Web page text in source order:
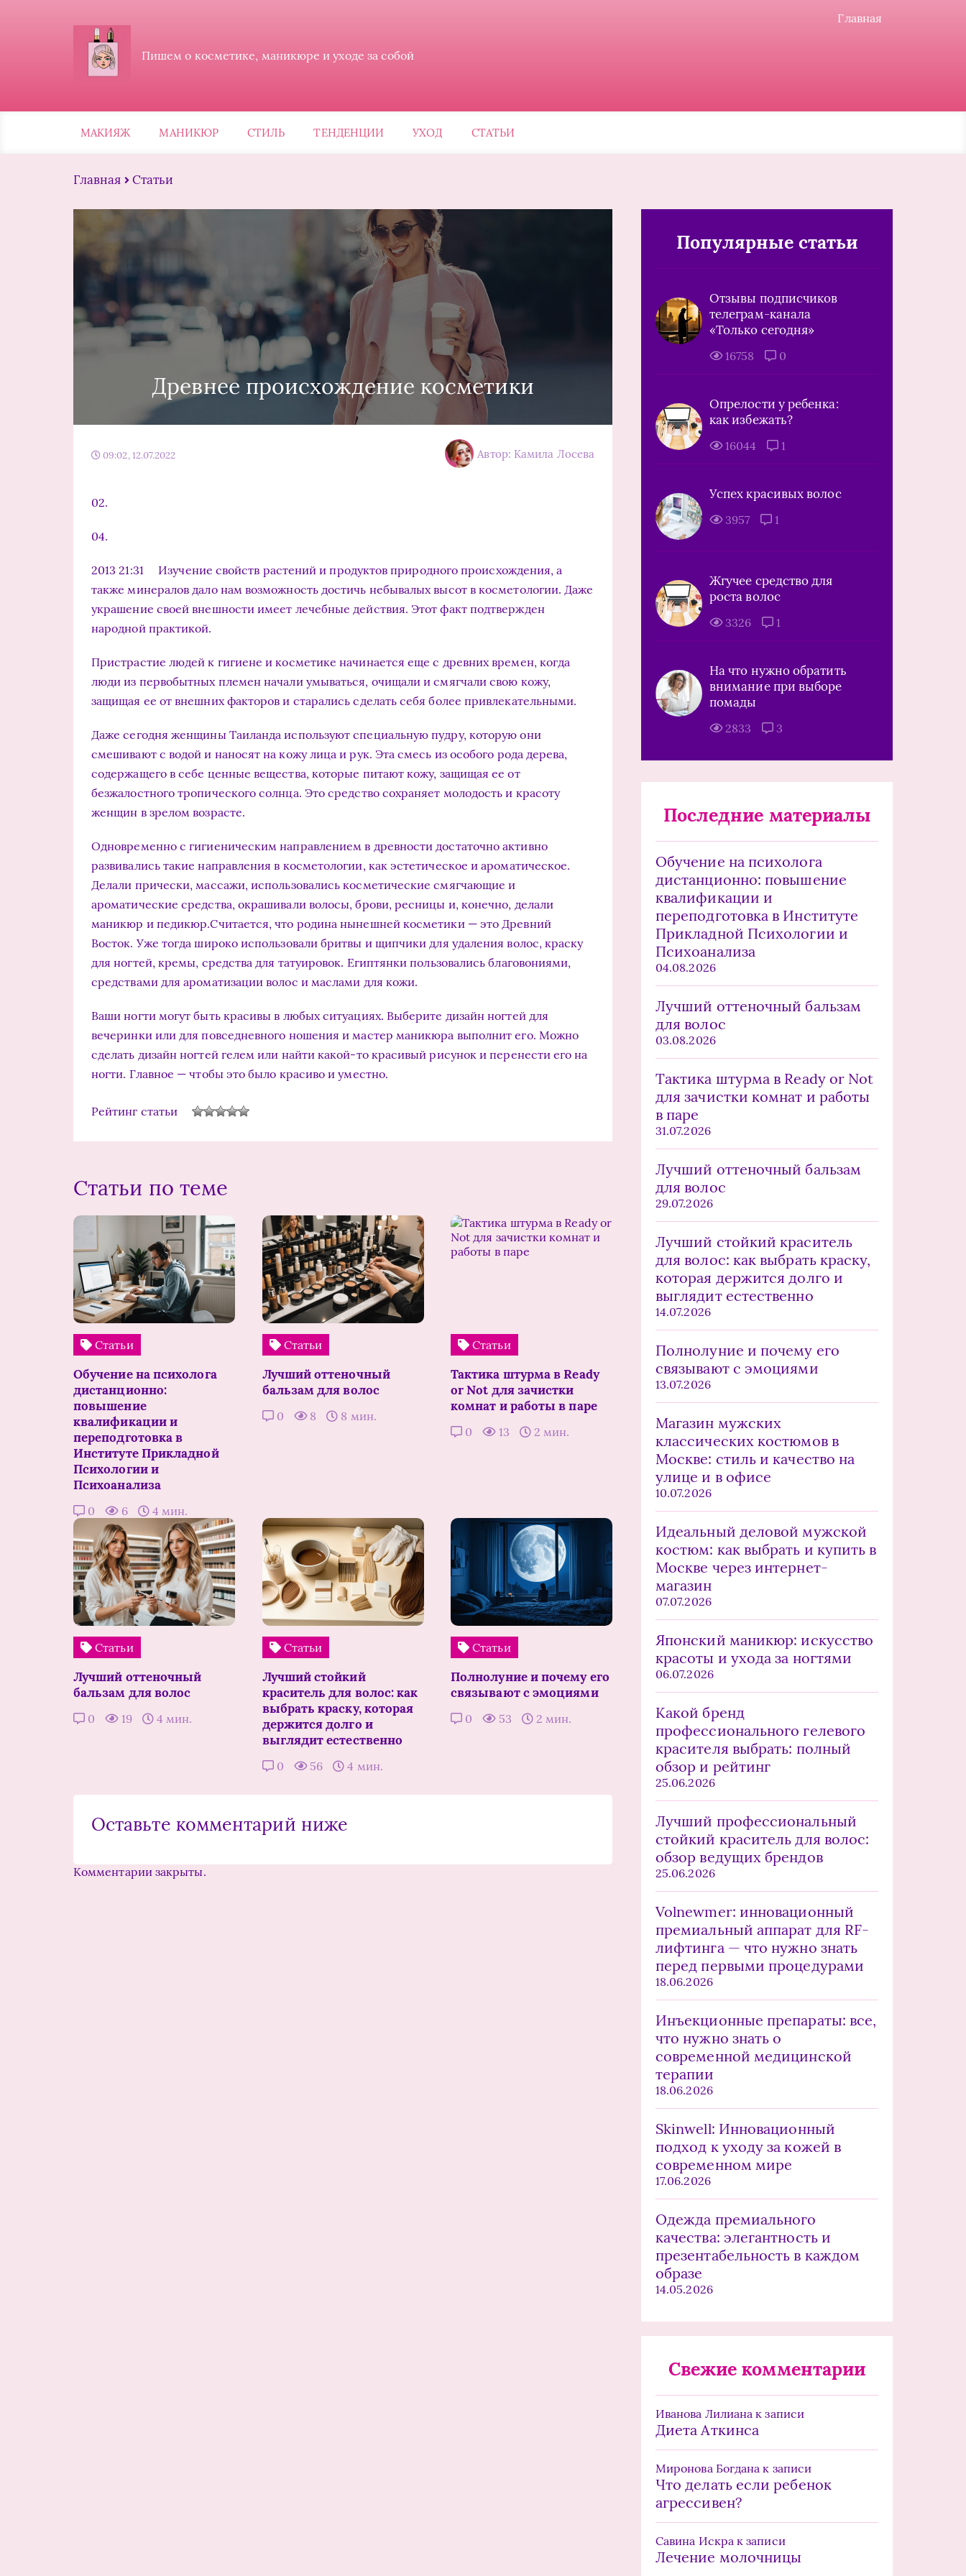
Главная
Пишем о косметике, маникюре и уходе за собой
МАКИЯЖ МАНИКЮР СТИЛЬ ТЕНДЕНЦИИ УХОД СТАТЬИ
Главная Статьи
Древнее происхождение косметики
09:02, 12.07.2022 Автор: Камила Лосева
02.
04.
2013 21:31 Изучение свойств растений и продуктов природного происхождения, а
также минералов дало нам возможность достичь небывалых высот в косметологии. Даже
украшение своей внешности имеет лечебные действия. Этот факт подтвержден
народной практикой.
Пристрастие людей к гигиене и косметике начинается еще с древних времен, когда
люди из первобытных племен начали умываться, очищали и смягчали свою кожу,
защищая ее от внешних факторов и старались сделать себя более привлекательными.
Даже сегодня женщины Таиланда используют специальную пудру, которую они
смешивают с водой и наносят на кожу лица и рук. Эта смесь из особого рода дерева,
содержащего в себе ценные вещества, которые питают кожу, защищая ее от
безжалостного тропического солнца. Это средство сохраняет молодость и красоту
женщин в зрелом возрасте.
Одновременно с гигиеническим направлением в древности достаточно активно
развивались такие направления в косметологии, как эстетическое и ароматическое.
Делали прически, массажи, использовались косметические смягчающие и
ароматические средства, окрашивали волосы, брови, ресницы и, конечно, делали
маникюр и педикюр.Считается, что родина нынешней косметики — это Древний
Восток. Уже тогда широко использовали бритвы и щипчики для удаления волос, краску
для ногтей, кремы, средства для татуировок. Египтянки пользовались благовониями,
средствами для ароматизации волос и маслами для кожи.
Ваши ногти могут быть красивы в любых ситуациях. Выберите дизайн ногтей для
вечеринки или для повседневного ношения и мастер маникюра выполнит его. Можно
сделать дизайн ногтей гелем или найти какой-то красивый рисунок и перенести его на
ногти. Главное — чтобы это было красиво и уместно.
Рейтинг статьи
Статьи по теме
Статьи
Обучение на психолога
дистанционно:
повышение
квалификации и
переподготовка в
Институте Прикладной
Психологии и
Психоанализа
0 6 4 мин.
Статьи
Лучший оттеночный
бальзам для волос
0 8 8 мин.
Статьи
Тактика штурма в Ready
or Not для зачистки
комнат и работы в паре
0 13 2 мин.
Статьи
Лучший оттеночный
бальзам для волос
0 19 4 мин.
Статьи
Лучший стойкий
краситель для волос: как
выбрать краску, которая
держится долго и
выглядит естественно
0 56 4 мин.
Статьи
Полнолуние и почему его
связывают с эмоциями
0 53 2 мин.
Оставьте комментарий ниже
Комментарии закрыты.
Популярные статьи
Отзывы подписчиков
телеграм-канала
«Только сегодня»
16758 0
Опрелости у ребенка:
как избежать?
16044 1
Успех красивых волос
3957 1
Жгучее средство для
роста волос
3326 1
На что нужно обратить
внимание при выборе
помады
2833 3
Последние материалы
Обучение на психолога
дистанционно: повышение
квалификации и
переподготовка в Институте
Прикладной Психологии и
Психоанализа
04.08.2026
Лучший оттеночный бальзам
для волос
03.08.2026
Тактика штурма в Ready or Not
для зачистки комнат и работы
в паре
31.07.2026
Лучший оттеночный бальзам
для волос
29.07.2026
Лучший стойкий краситель
для волос: как выбрать краску,
которая держится долго и
выглядит естественно
14.07.2026
Полнолуние и почему его
связывают с эмоциями
13.07.2026
Магазин мужских
классических костюмов в
Москве: стиль и качество на
улице и в офисе
10.07.2026
Идеальный деловой мужской
костюм: как выбрать и купить в
Москве через интернет-
магазин
07.07.2026
Японский маникюр: искусство
красоты и ухода за ногтями
06.07.2026
Какой бренд
профессионального гелевого
красителя выбрать: полный
обзор и рейтинг
25.06.2026
Лучший профессиональный
стойкий краситель для волос:
обзор ведущих брендов
25.06.2026
Volnewmer: инновационный
премиальный аппарат для RF-
лифтинга — что нужно знать
перед первыми процедурами
18.06.2026
Инъекционные препараты: все,
что нужно знать о
современной медицинской
терапии
18.06.2026
Skinwell: Инновационный
подход к уходу за кожей в
современном мире
17.06.2026
Одежда премиального
качества: элегантность и
презентабельность в каждом
образе
14.05.2026
Свежие комментарии
Иванова Лилиана к записи
Диета Аткинса
Миронова Богдана к записи
Что делать если ребенок
агрессивен?
Савина Искрак записи
Лечение молочницы